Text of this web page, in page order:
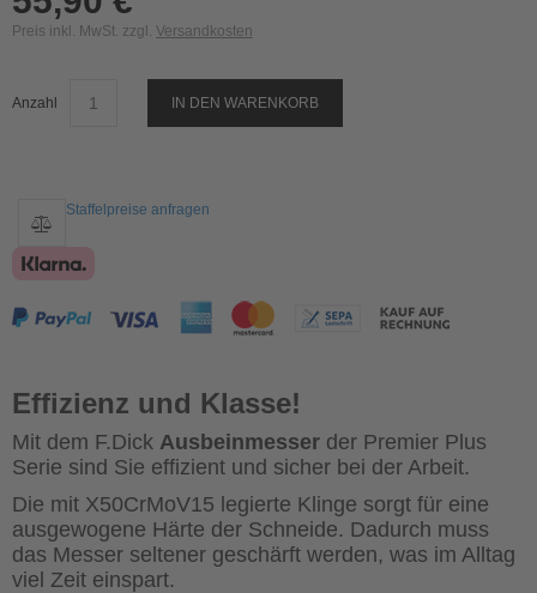
Preis inkl. MwSt. zzgl. Versandkosten
Anzahl IN DEN WARENKORB
Staffelpreise anfragen
Effizienz und Klasse!
Mit dem F.Dick Ausbeinmesser der Premier Plus
Serie sind Sie effizient und sicher bei der Arbeit.
Die mit X50CrMoV15 legierte Klinge sorgt für eine
ausgewogene Härte der Schneide. Dadurch muss
das Messer seltener geschärft werden, was im Alltag
viel Zeit einspart.